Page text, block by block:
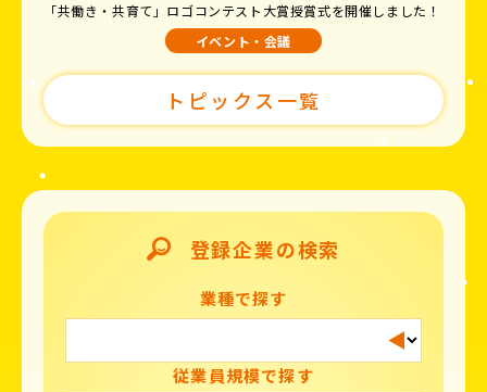
「共働き・共育て」ロゴコンテスト大賞授賞式を開催しました！
イベント・会議
トピックス一覧
登録企業の検索
業種で探す
従業員規模で探す